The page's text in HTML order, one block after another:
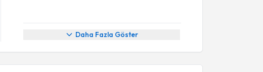
Daha Fazla Göster
Randevu Takvimi Talebi